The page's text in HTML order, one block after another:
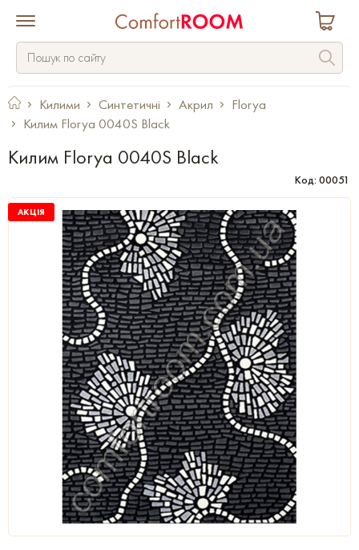
Килими Синтетичні Акрил
Florya
Килим Florya 0040S Black
Килим Florya 0040S Black
Код: 00051
АКЦІЯ